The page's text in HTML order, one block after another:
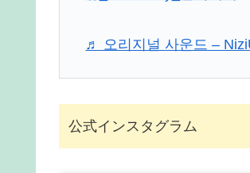
♬ 오리지널 사운드 –
公式インスタグラム